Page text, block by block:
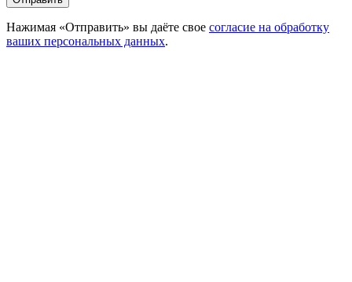
Нажимая «Отправить» вы даёте свое согласие на обработку
ваших персональных данных.